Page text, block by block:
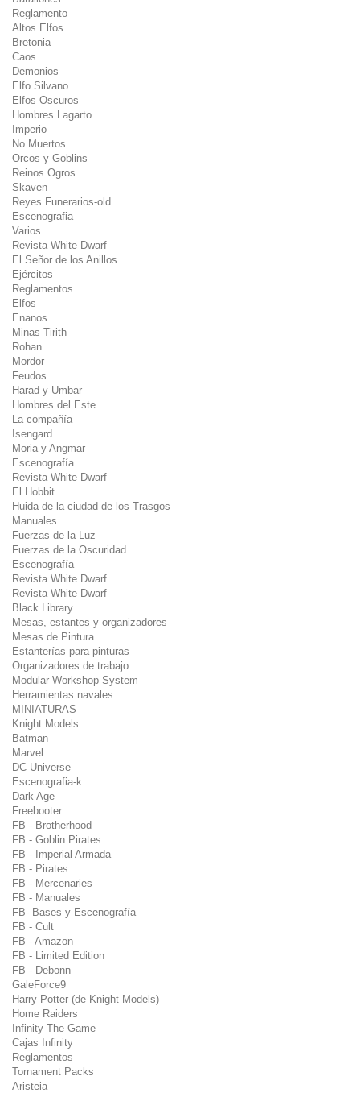
Reglamento
Altos Elfos
Bretonia
Caos
Demonios
Elfo Silvano
Elfos Oscuros
Hombres Lagarto
Imperio
No Muertos
Orcos y Goblins
Reinos Ogros
Skaven
Reyes Funerarios-old
Escenografia
Varios
Revista White Dwarf
El Señor de los Anillos
Ejércitos
Reglamentos
Elfos
Enanos
Minas Tirith
Rohan
Mordor
Feudos
Harad y Umbar
Hombres del Este
La compañía
Isengard
Moria y Angmar
Escenografía
Revista White Dwarf
El Hobbit
Huida de la ciudad de los Trasgos
Manuales
Fuerzas de la Luz
Fuerzas de la Oscuridad
Escenografía
Revista White Dwarf
Revista White Dwarf
Black Library
Mesas, estantes y organizadores
Mesas de Pintura
Estanterías para pinturas
Organizadores de trabajo
Modular Workshop System
Herramientas navales
MINIATURAS
Knight Models
Batman
Marvel
DC Universe
Escenografia-k
Dark Age
Freebooter
FB - Brotherhood
FB - Goblin Pirates
FB - Imperial Armada
FB - Pirates
FB - Mercenaries
FB - Manuales
FB- Bases y Escenografía
FB - Cult
FB - Amazon
FB - Limited Edition
FB - Debonn
GaleForce9
Harry Potter (de Knight Models)
Home Raiders
Infinity The Game
Cajas Infinity
Reglamentos
Tornament Packs
Aristeia